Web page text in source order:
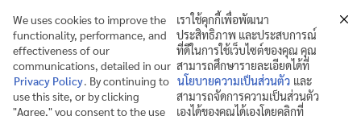
ปญฺญาย ปริสุชฺฌติ (คนย่อมบริสุทธิ์ด้วยปัญญา)
We uses cookies to improve the
functionality, performance, and
effectiveness of our
communications, detailed in our
Privacy Policy. By continuing to
use this site, or by clicking
"Agree," you consent to the use
เราใช้คุกกี้เพื่อพัฒนา
ประสิทธิภาพ และประสบการณ์
ที่ดีในการใช้เว็บไซต์ของคุณ คุณ
สามารถศึกษารายละเอียดได้ที่
นโยบายความเป็นส่วนตัว และ
สามารถจัดการความเป็นส่วนตัว
เองได้ของคุณได้เองโดยคลิกที่